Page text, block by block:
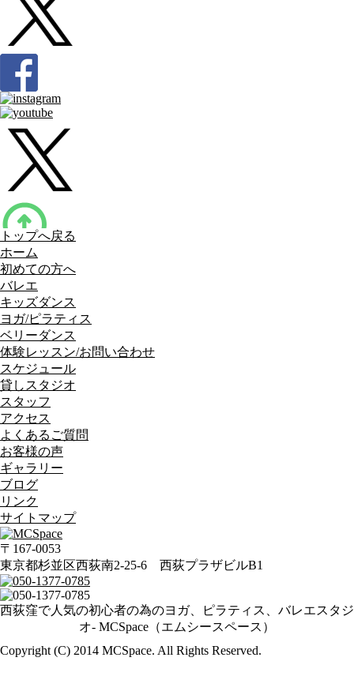
トップへ戻る
ホーム
初めての方へ
バレエ
キッズダンス
ヨガ/ピラティス
ベリーダンス
体験レッスン/お問い合わせ
スケジュール
貸しスタジオ
スタッフ
アクセス
よくあるご質問
お客様の声
ギャラリー
ブログ
リンク
サイトマップ
〒167-0053
東京都杉並区西荻南2-25-6 西荻プラザビルB1
西荻窪で人気の初心者の為のヨガ、ピラティス、バレエスタジ
オ- MCSpace（エムシースペース）
Copyright (C) 2014 MCSpace. All Rights Reserved.